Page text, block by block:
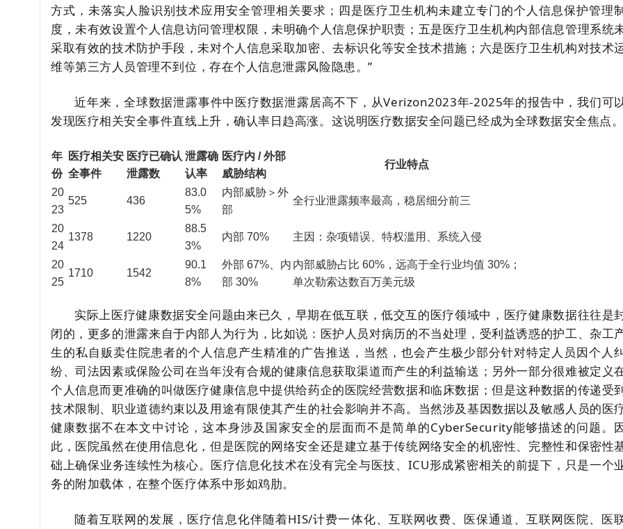
方式，未落实人脸识别技术应用安全管理相关要求；四是医疗卫生机构未建立专门的个人信息保护管理
度，未有效设置个人信息访问管理权限，未明确个人信息保护职责；五是医疗卫生机构内部信息管理系统
采取有效的技术防护手段，未对个人信息采取加密、去标识化等安全技术措施；六是医疗卫生机构对技术
维等第三方人员管理不到位，存在个人信息泄露风险隐患。”
近年来，全球数据泄露事件中医疗数据泄露居高不下，从Verizon2023年-2025年的报告中，我们可
发现医疗相关安全事件直线上升，确认率日趋高涨。这说明医疗数据安全问题已经成为全球数据安全焦点。
年
份
医疗相关安
全事件
医疗已确认
泄露数
泄露确
认率
医疗内 / 外部
威胁结构
行业特点
20
23
525 436
83.0
5%
内部威胁＞外
部
全行业泄露频率最高，稳居细分前三
20
24
1378 1220
88.5
3%
内部 70% 主因：杂项错误、特权滥用、系统入侵
20
25
1710 1542
90.1
8%
外部 67%、内
部 30%
内部威胁占比 60%，远高于全行业均值 30%；
单次勒索达数百万美元级
实际上医疗健康数据安全问题由来已久，早期在低互联，低交互的医疗领域中，医疗健康数据往往是
闭的，更多的泄露来自于内部人为行为，比如说：医护人员对病历的不当处理，受利益诱惑的护工、杂工
生的私自贩卖住院患者的个人信息产生精准的广告推送，当然，也会产生极少部分针对特定人员因个人
纷、司法因素或保险公司在当年没有合规的健康信息获取渠道而产生的利益输送；另外一部分很难被定义
个人信息而更准确的叫做医疗健康信息中提供给药企的医院经营数据和临床数据；但是这种数据的传递受
技术限制、职业道德约束以及用途有限使其产生的社会影响并不高。当然涉及基因数据以及敏感人员的医
健康数据不在本文中讨论，这本身涉及国家安全的层面而不是简单的CyberSecurity能够描述的问题。
此，医院虽然在使用信息化，但是医院的网络安全还是建立基于传统网络安全的机密性、完整性和保密性
础上确保业务连续性为核心。医疗信息化技术在没有完全与医技、ICU形成紧密相关的前提下，只是一个
务的附加载体，在整个医疗体系中形如鸡肋。
随着互联网的发展，医疗信息化伴随着HIS/计费一体化、互联网收费、医保通道、互联网医院、医